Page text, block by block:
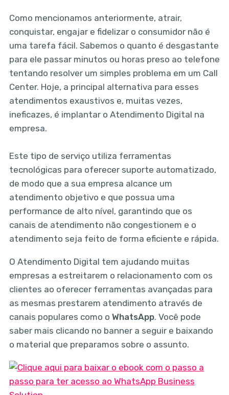
Como mencionamos anteriormente, atrair,
conquistar, engajar e fidelizar o consumidor não é
uma tarefa fácil. Sabemos o quanto é desgastante
para ele passar minutos ou horas preso ao telefone
tentando resolver um simples problema em um Call
Center. Hoje, a principal alternativa para esses
atendimentos exaustivos e, muitas vezes,
ineficazes, é implantar o Atendimento Digital na
empresa.
Este tipo de serviço utiliza ferramentas
tecnológicas para oferecer suporte automatizado,
de modo que a sua empresa alcance um
atendimento objetivo e que possua uma
performance de alto nível, garantindo que os
canais de atendimento não congestionem e o
atendimento seja feito de forma eficiente e rápida.
O Atendimento Digital tem ajudando muitas
empresas a estreitarem o relacionamento com os
clientes ao oferecer ferramentas avançadas para
as mesmas prestarem atendimento através de
canais populares como o WhatsApp. Você pode
saber mais clicando no banner a seguir e baixando
o material que preparamos sobre o assunto.